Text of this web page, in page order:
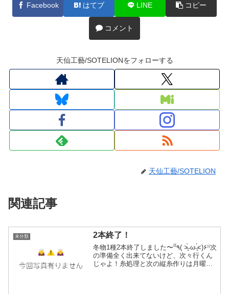
Facebook はてブ LINE コピー
コメント
天仙工藝/SOTELIONをフォローする
天仙工藝/SOTELION
関連記事
未分類 2本終了！
冬物1種2本終了しました〜‎⁽⁽٩( ˃̶͈̀ ω ˂̶͈́)۶⁾⁾次
の準備全く出来てないけど、次々行くん
じゃよ！糸処理と次の縦糸作りは月曜日